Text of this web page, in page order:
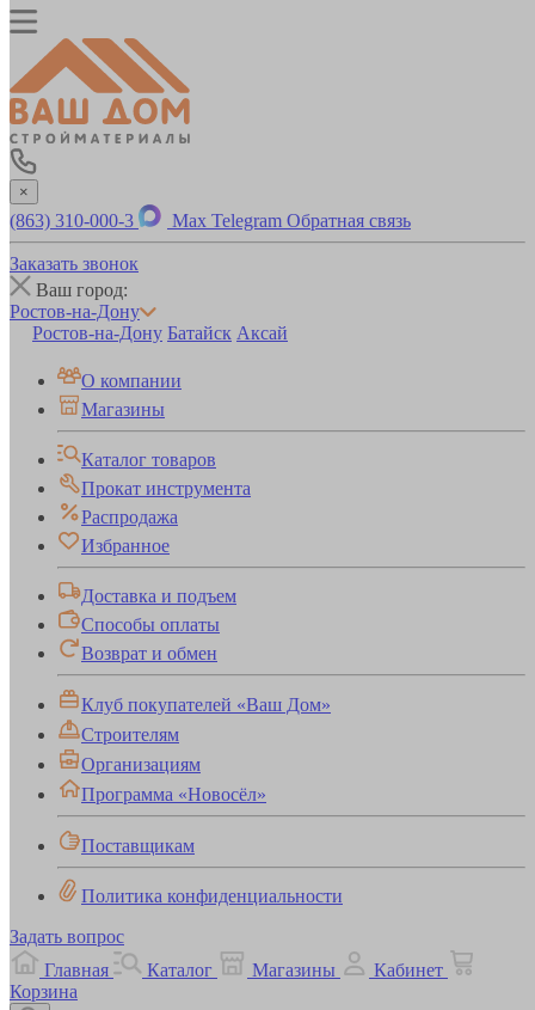
×
(863) 310-000-3 Max Telegram Обратная связь
Заказать звонок
Ваш город:
Ростов-на-Дону
Ростов-на-Дону Батайск Аксай
О компании
Магазины
Каталог товаров
Прокат инструмента
Распродажа
Избранное
Доставка и подъем
Способы оплаты
Возврат и обмен
Клуб покупателей «Ваш Дом»
Строителям
Организациям
Программа «Новосёл»
Поставщикам
Политика конфиденциальности
Задать вопрос
Главная
Каталог Магазины
Кабинет
Корзина